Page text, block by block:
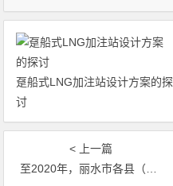
趸船式LNG加注站设计方案的探
讨
< 上一篇
至2020年，丽水市各县（市、区）将实现天然气供应全覆盖